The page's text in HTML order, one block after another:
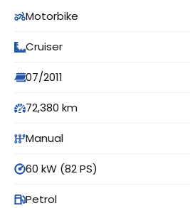
Motorbike
Cruiser
07/2011
72,380 km
Manual
60 kW (82 PS)
Petrol